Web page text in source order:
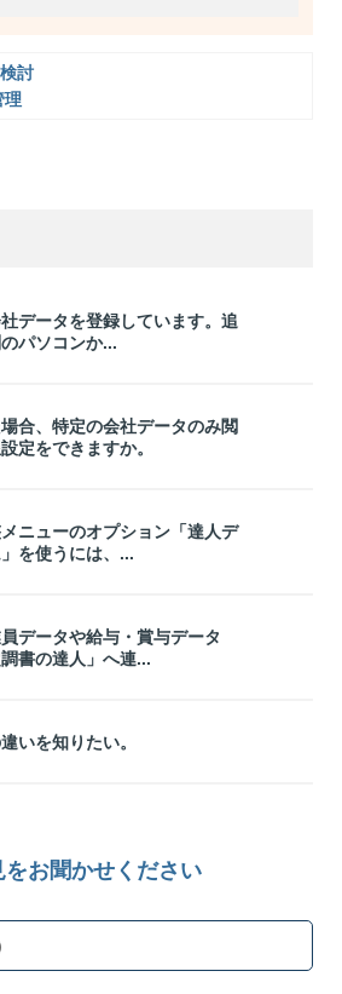
討
理
データを登録しています。追
パソコンか...
合、特定の会社データのみ閲
定をできますか。
ニューのオプション「達人デ
を使うには、...
データや給与・賞与データ
書の達人」へ連...
いを知りたい。
をお聞かせください